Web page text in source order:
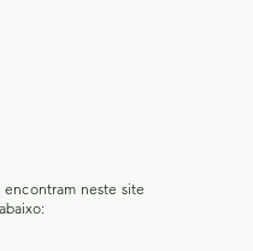
encontram neste site